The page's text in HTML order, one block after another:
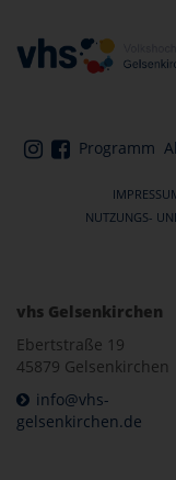
Programm
NUTZUNGS-
vhs Gelsenkirchen
Ebertstraße 19
45879 Gelsenkirchen
info@vhs-
gelsenkirchen.de